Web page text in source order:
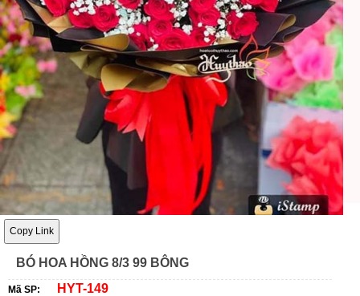
Copy Link
BÓ HOA HỒNG 8/3 99 BÔNG
Mã SP: HYT-149